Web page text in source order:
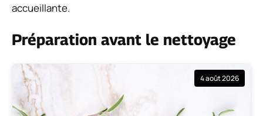
accueillante.
Préparation avant le nettoyage
4 août 2026